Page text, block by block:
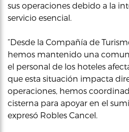
sus operaciones debido a la
servicio esencial.
“Desde la Compañía de
hemos mantenido una
el personal de los hoteles
que esta situación impacta
operaciones, hemos
cisterna para apoyar en el
expresó Robles Cancel.